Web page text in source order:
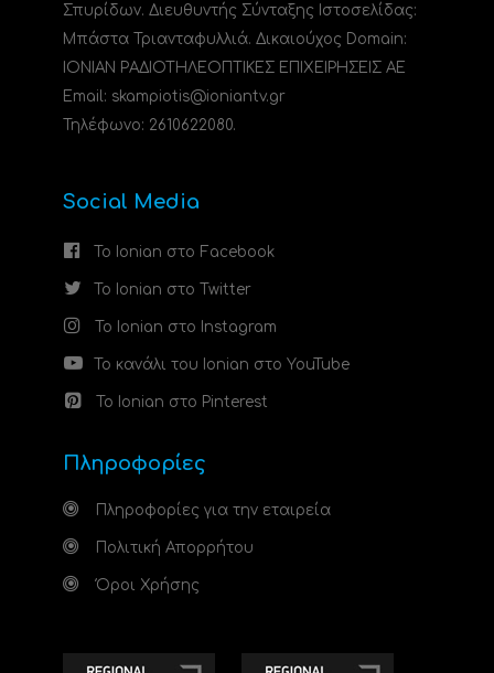
Σπυρίδων. Διευθυντής Σύνταξης Ιστοσελίδας:
Μπάστα Τριανταφυλλιά. Δικαιούχος Domain:
ΙΟΝΙΑΝ ΡΑΔΙΟΤΗΛΕΟΠΤΙΚΕΣ ΕΠΙΧΕΙΡΗΣΕΙΣ ΑΕ
Email: skampiotis@ioniantv.gr
Τηλέφωνο: 2610622080.
Social Media
Το Ionian στο Facebook
Το Ionian στο Twitter
Το Ionian στο Instagram
Το κανάλι του Ionian στο YouTube
Το Ionian στο Pinterest
Πληροφορίες
Πληροφορίες για την εταιρεία
Πολιτική Απορρήτου
Όροι Χρήσης